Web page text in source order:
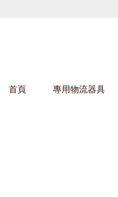
首頁 專用物流器具